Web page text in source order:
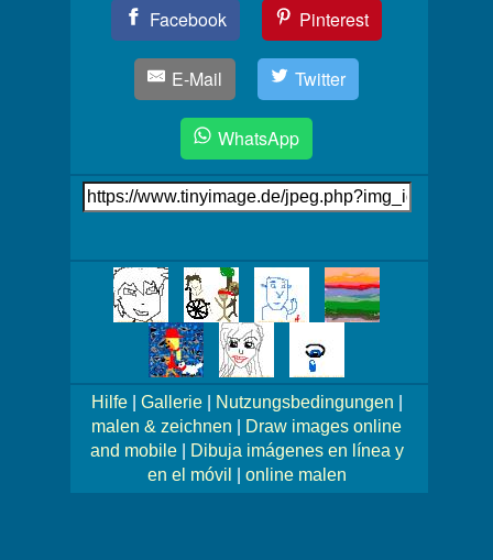
Facebook Pinterest
E-Mail Twitter
WhatsApp
Link
auf's
Mehr
Bilder!
Hilfe| Gallerie| Nutzungsbedingungen
malen & zeichnen
Draw images online
and mobile|
Dibuja imágenes en línea y
en el móvil
online malen